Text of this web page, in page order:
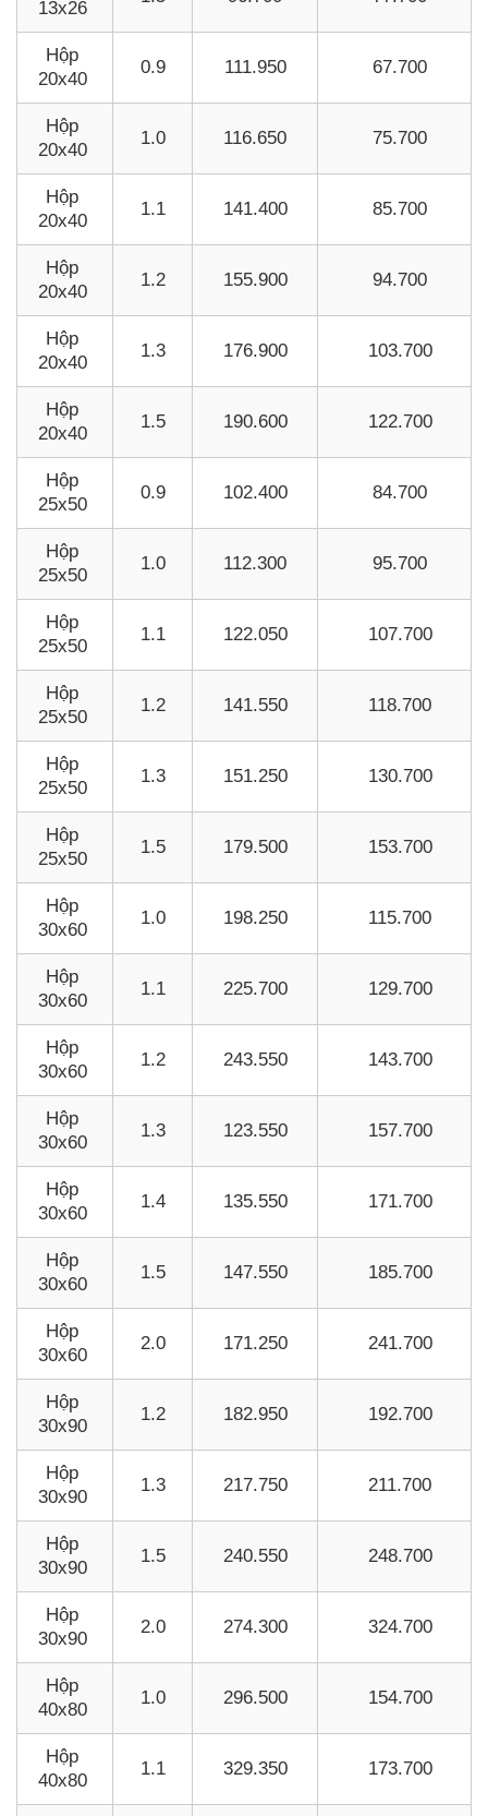
13x26
Hộp
20x40
0.9 111.950 67.700
Hộp
20x40
1.0 116.650 75.700
Hộp
20x40
1.1 141.400 85.700
Hộp
20x40
1.2 155.900 94.700
Hộp
20x40
1.3 176.900 103.700
Hộp
20x40
1.5 190.600 122.700
Hộp
25x50
0.9 102.400 84.700
Hộp
25x50
1.0 112.300 95.700
Hộp
25x50
1.1 122.050 107.700
Hộp
25x50
1.2 141.550 118.700
Hộp
25x50
1.3 151.250 130.700
Hộp
25x50
1.5 179.500 153.700
Hộp
30x60
1.0 198.250 115.700
Hộp
30x60
1.1 225.700 129.700
Hộp
30x60
1.2 243.550 143.700
Hộp
30x60
1.3 123.550 157.700
Hộp
30x60
1.4 135.550 171.700
Hộp
30x60
1.5 147.550 185.700
Hộp
30x60
2.0 171.250 241.700
Hộp
30x90
1.2 182.950 192.700
Hộp
30x90
1.3 217.750 211.700
Hộp
30x90
1.5 240.550 248.700
Hộp
30x90
2.0 274.300 324.700
Hộp
40x80
1.0 296.500 154.700
Hộp
40x80
1.1 329.350 173.700